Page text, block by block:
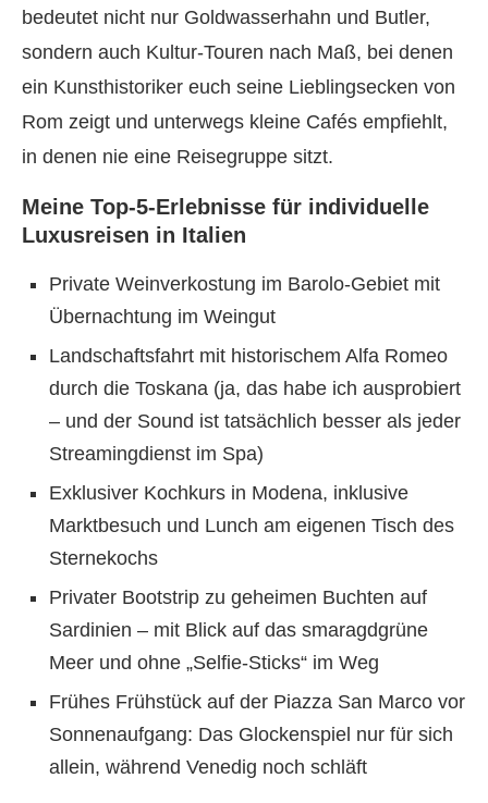
bedeutet nicht nur Goldwasserhahn und Butler,
sondern auch Kultur-Touren nach Maß, bei denen
ein Kunsthistoriker euch seine Lieblingsecken von
Rom zeigt und unterwegs kleine Cafés empfiehlt,
in denen nie eine Reisegruppe sitzt.
Meine Top-5-Erlebnisse für individuelle
Luxusreisen in Italien
Private Weinverkostung im Barolo-Gebiet mit
Übernachtung im Weingut
Landschaftsfahrt mit historischem Alfa Romeo
durch die Toskana (ja, das habe ich ausprobiert
– und der Sound ist tatsächlich besser als jeder
Streamingdienst im Spa)
Exklusiver Kochkurs in Modena, inklusive
Marktbesuch und Lunch am eigenen Tisch des
Sternekochs
Privater Bootstrip zu geheimen Buchten auf
Sardinien – mit Blick auf das smaragdgrüne
Meer und ohne „Selfie-Sticks“ im Weg
Frühes Frühstück auf der Piazza San Marco vor
Sonnenaufgang: Das Glockenspiel nur für sich
allein, während Venedig noch schläft